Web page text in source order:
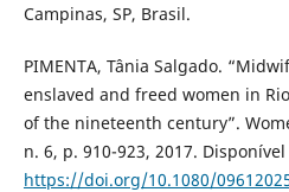
Campinas, SP, Brasil.
PIMENTA, Tânia Salgado.
enslaved and freed women in
of the nineteenth century”.
n. 6, p. 910-923, 2017. Disponível
https://doi.org/10.1080/